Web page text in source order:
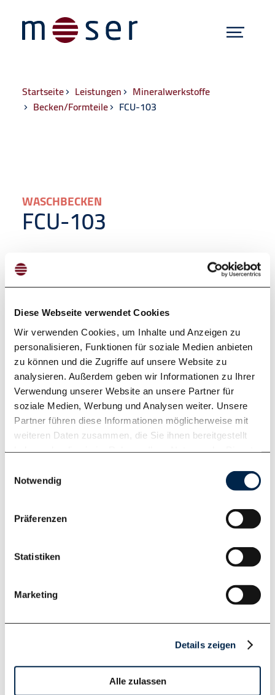
Diese Webseite verwendet Cookies
Wir verwenden Cookies, um Inhalte und Anzeigen zu
personalisieren, Funktionen für soziale Medien anbieten
zu können und die Zugriffe auf unsere Website zu
analysieren. Außerdem geben wir Informationen zu Ihrer
Verwendung unserer Website an unsere Partner für
soziale Medien, Werbung und Analysen weiter. Unsere
Partner führen diese Informationen möglicherweise mit
weiteren Daten zusammen, die Sie ihnen bereitgestellt
unsererDatenschutzerklärung
Notwendig
Präferenzen
Statistiken
Marketing
Details zeigen
Alle zulassen
Zum Inhalt springen
Menü
Breadcrumb
Startseite Leistungen
Mineralwerkstoffe
Becken/Formteile
FCU-103
WASCHBECKEN
FCU-103
Produktinfo
in allen Corian® Farben erhältlich
ohne Ablaufventil und Ablaufgarnitur
mit Clou-System Lieferbar
Downloads
FCU-103.pdf